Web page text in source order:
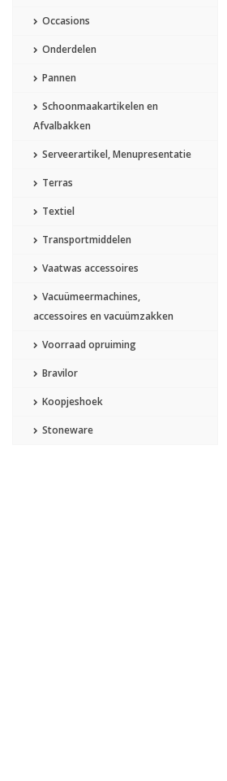
Occasions
Onderdelen
Pannen
Schoonmaakartikelen en
Afvalbakken
Serveerartikel, Menupresentatie
Terras
Textiel
Transportmiddelen
Vaatwas accessoires
Vacuümeermachines,
accessoires en vacuümzakken
Voorraad opruiming
Bravilor
Koopjeshoek
Stoneware